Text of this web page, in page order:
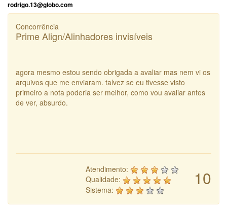
rodrigo.13@globo.com
Concorrência
Prime Align/Alinhadores invisíveis
agora mesmo estou sendo obrigada a avaliar mas nem vi os
arquivos que me enviaram. talvez se eu tivesse visto
primeiro a nota poderia ser melhor, como vou avaliar antes
de ver, absurdo.
10
Atendimento:
Qualidade:
Sistema: